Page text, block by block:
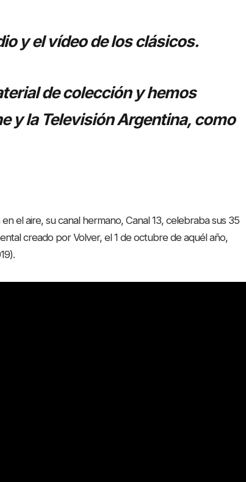
y el vídeo de los clásicos.
de colección y hemos
y la Televisión Argentina, como
el aire, su canal hermano, Canal 13, celebraba sus 35
creado por Volver, el 1 de octubre de aquél año,